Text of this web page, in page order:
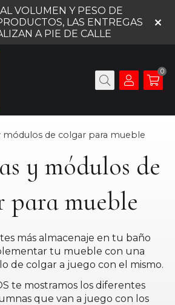
VOLUMEN Y PESO DE
LAS ENTREGAS
A PIE DE CALLE
0
módulos de colgar para mueble
y módulos de
para mueble
más almacenaje en tu baño
tu mueble con una
de colgar a juego con el mismo.
te mostramos los diferentes
que van a juego con los